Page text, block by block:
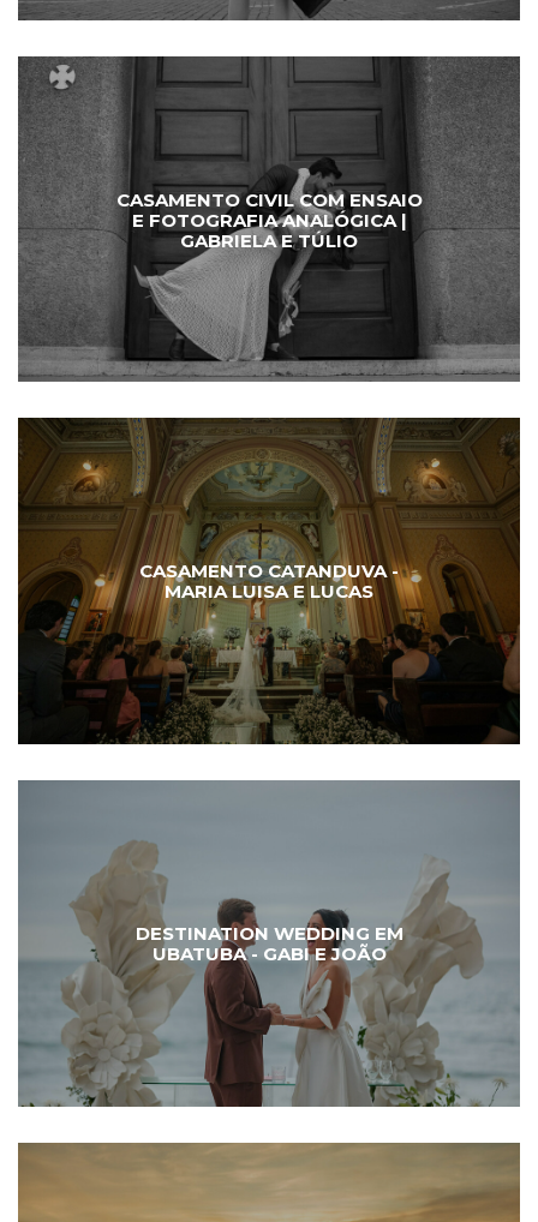
CASAMENTO CIVIL COM ENSAIO
E FOTOGRAFIA ANALÓGICA |
GABRIELA E TÚLIO
CASAMENTO CATANDUVA -
MARIA LUISA E LUCAS
DESTINATION WEDDING EM
UBATUBA - GABI E JOÃO